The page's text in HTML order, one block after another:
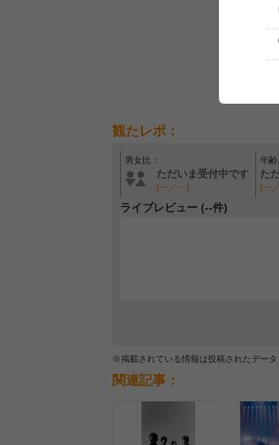
観たレポ：
男女比：
ただいま受付中です
[---／---]
年齢
た
[---
ライブレビュー (--件)
※掲載されている情報は投稿されたデー
関連記事：